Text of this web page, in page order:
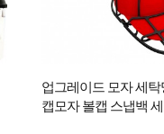
업그레이드 모자 세탁
캡모자 볼캡 스냅백